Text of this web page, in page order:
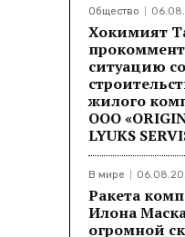
Общество
Хокимият
ситуацию со
жилого
ООО
LYUKS
В мире
Ракета
Илона
огромной